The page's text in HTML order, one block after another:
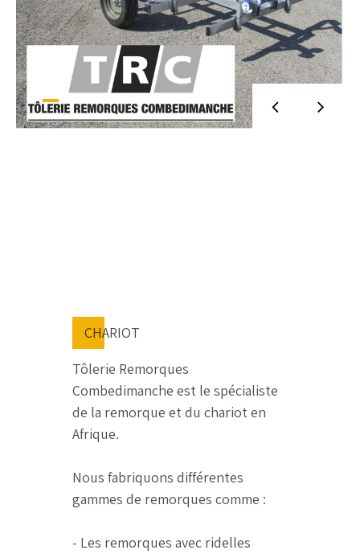
CHARIOT
Tôlerie Remorques
Combedimanche est le spécialiste
de la remorque et du chariot en
Afrique.
Nous fabriquons différentes
gammes de remorques comme :
- Les remorques avec ridelles